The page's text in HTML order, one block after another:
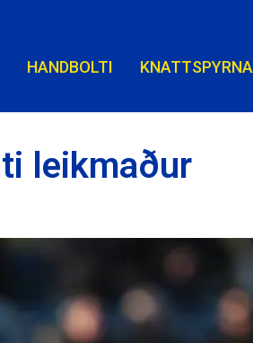
HANDBOLTI KNATTSPYRNA
leikmaður